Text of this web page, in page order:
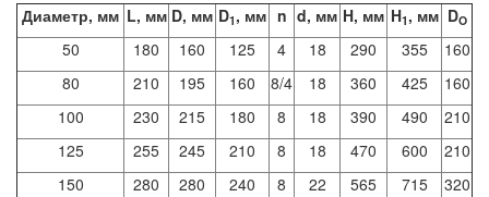
Диаметр, мм L, мм D, мм D1 , мм n d, мм H, мм H1 , мм DO
50 180 160 125 4 18 290 355
160
80
210 195 160 8/4 18 360 425
160
100
230 215 180 8 18 390 490
210
125
255 245 210 8 18 470 600
210
150
280 280 240 8 22 565 715
320